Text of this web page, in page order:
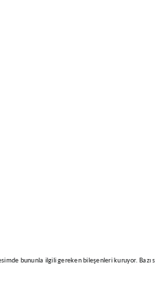
bununla ilgili gereken bileşenleri kuruyor.